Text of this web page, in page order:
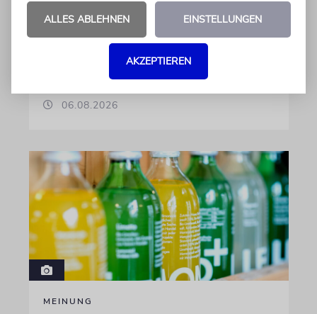
Beim Kauf der Maschine wurde bewusst auf
israelische Rüstungskonzern Elbit Systems an
dem Produkt beteiligt ist
06.08.2026
MEINUNG
ALLES ABLEHNEN EINSTELLUNGEN
AKZEPTIEREN